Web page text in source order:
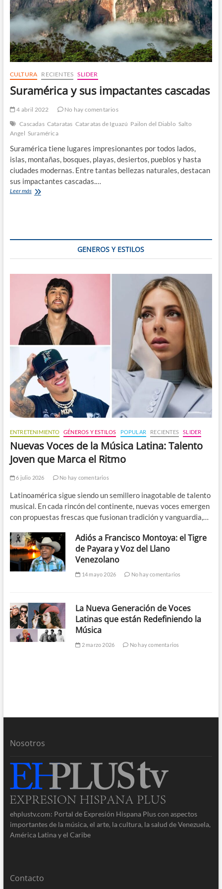
CULTURA RECIENTES SLIDER
Suramérica y sus impactantes cascadas
4 abril 2022
No hay comentarios
Cascadas Cataratas Cataratas de Iguazú Pailon del Diablo Salto
Angel Suramérica
Suramérica tiene lugares impresionantes por todos lados,
islas, montañas, bosques, playas, desiertos, pueblos y hasta
ciudades modernas. Entre tantas bellezas naturales, destacan
sus impactantes cascadas.…
Leer másSuramérica
GENEROS Y ESTILOS
ENTRETENIMIENTO GÉNEROS Y ESTILOS POPULAR RECIENTES SLIDER
Nuevas Voces de la Música Latina: Talento
Joven que Marca el Ritmo
6 julio 2026 No hay comentarios
Latinoamérica sigue siendo un semillero inagotable de talento
musical. En cada rincón del continente, nuevas voces emergen
con propuestas frescas que fusionan tradición y vanguardia,…
Adiós a Francisco Montoya: el Tigre
de Payara y Voz del Llano
Venezolano
14 mayo 2026 No hay comentarios
La Nueva Generación de Voces
Latinas que están Redefiniendo la
Música
2 marzo 2026 No hay comentarios
Nosotros
ehplustv.com: Portal de Expresión Hispana Plus con aspectos
importantes de la música, el arte, la cultura, la salud de Venezuela,
América Latina y el Caribe
Contacto